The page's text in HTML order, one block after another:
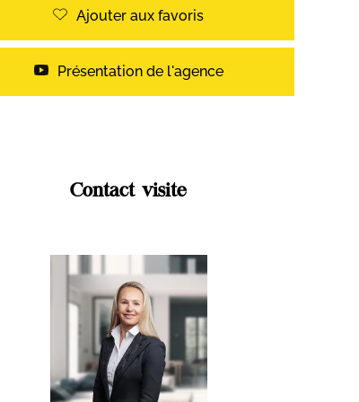
Ajouter aux favoris
Présentation de l'agence
Contact visite